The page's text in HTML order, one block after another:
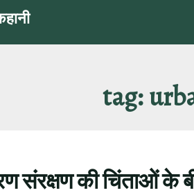
tag:
संरक्षण की चिंताओं के